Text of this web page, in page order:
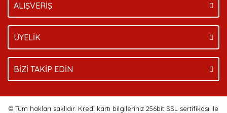
ALIŞVERİŞ
ÜYELİK
BİZİ TAKİP EDİN
© Tüm hakları saklıdır. Kredi kartı bilgileriniz 256bit SSL sertifikası ile